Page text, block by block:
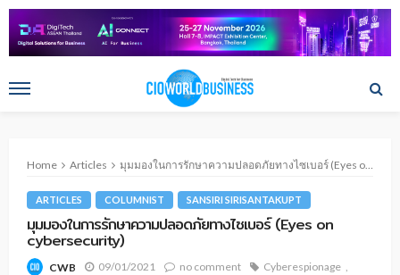
Home Articles มุมมองในการรักษาความปลอดภัยทางไซเบอร์ (Eyes on cybersecurity)
ARTICLES COLUMNIST SANSIRI SIRISANTAKUPT
มุมมองในการรักษาความปลอดภัยทางไซเบอร์ (Eyes on
cybersecurity)
CWB 09/01/2021 no comment
Cyberespionage